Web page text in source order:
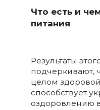
Что есть и
питания
Результаты
подчеркивают,
целом
способствует
оздоровлению